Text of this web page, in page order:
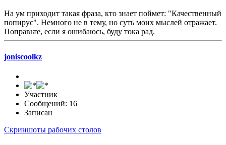
На ум приходит такая фраза, кто знает поймет: "Качественный
попирус". Немного не в тему, но суть моих мыслей отражает.
Поправьте, если я ошибаюсь, буду тока рад.
joniscoolkz
Участник
Сообщений: 16
Записан
Скриншоты рабочих столов